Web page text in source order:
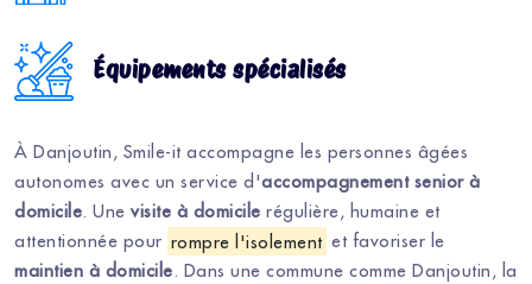
Équipements spécialisés
À Danjoutin, Smile-it accompagne les personnes âgées
autonomes avec un service d'accompagnement senior à
domicile. Une visite à domicile régulière, humaine et
attentionnée pour rompre l'isolement et favoriser le
maintien à domicile. Dans une commune comme Danjoutin, la